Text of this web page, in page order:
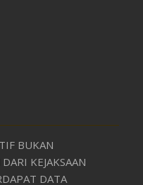
BUKAN
KEJAKSAAN
DATA